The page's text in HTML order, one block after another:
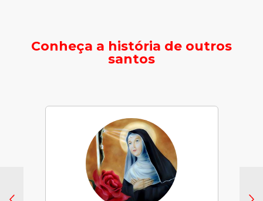
Conheça a história de outros
santos